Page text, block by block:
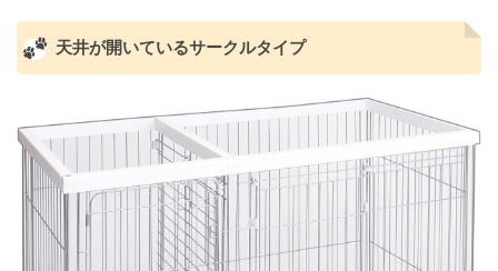
天井が開いているサークルタイプ